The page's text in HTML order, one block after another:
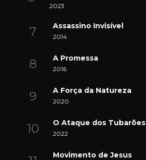
2023
Assassino Invisível
2014
A Promessa
2016
A Força da Natureza
2020
O Ataque dos Tubarões
2022
Movimento de Jesus